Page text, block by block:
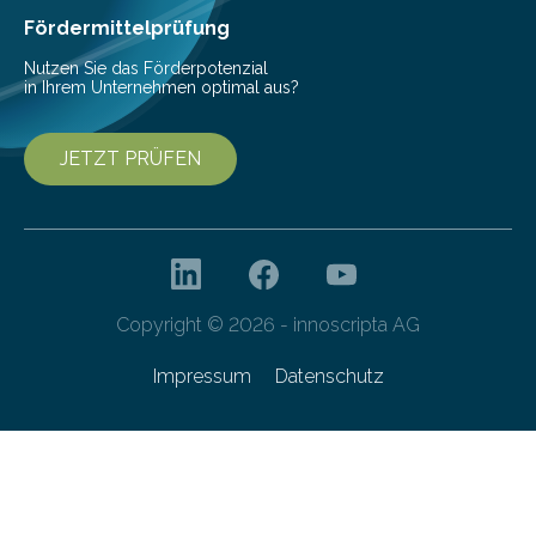
Franziska Diebel, Pauline Hoffmann und Yusuf Toprak
entwickelt. Mit nur…
Fördermittelprüfung
Nutzen Sie das Förderpotenzial
in Ihrem Unternehmen optimal aus?
JETZT PRÜFEN
Copyright © 2026 - innoscripta AG
Impressum Datenschutz